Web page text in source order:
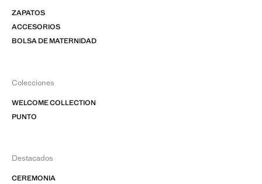
ZAPATOS
ACCESORIOS
BOLSA DE MATERNIDAD
Colecciones
WELCOME COLLECTION
PUNTO
Destacados
CEREMONIA